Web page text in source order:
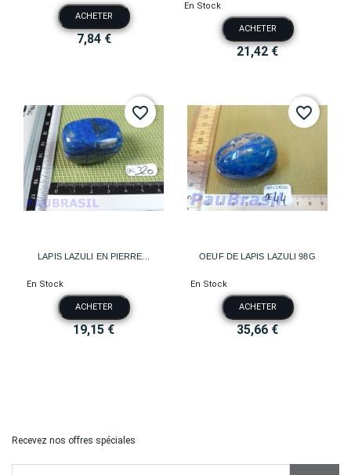
ACHETER
7,84 €
En Stock
ACHETER
21,42 €
LAPIS LAZULI EN PIERRE...
En Stock
ACHETER
19,15 €
favorite_border
OEUF DE LAPIS LAZULI 98G
En Stock
ACHETER
35,66 €
favorite_border
Recevez nos offres spéciales